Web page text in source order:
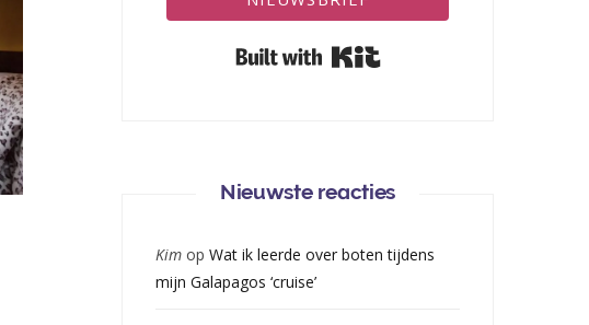
Nieuwste reacties
Kim op Wat ik leerde over boten tijdens
mijn Galapagos ‘cruise’